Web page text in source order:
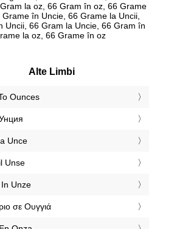
la oz, 66 Gram în oz, 66 Grame
în Uncie, 66 Grame la Uncii,
Uncii, 66 Gram la Uncie, 66 Gram în
la oz, 66 Grame în oz
Alte Limbi
Ounces
Unce
Unse
Unze
σε Ουγγιά